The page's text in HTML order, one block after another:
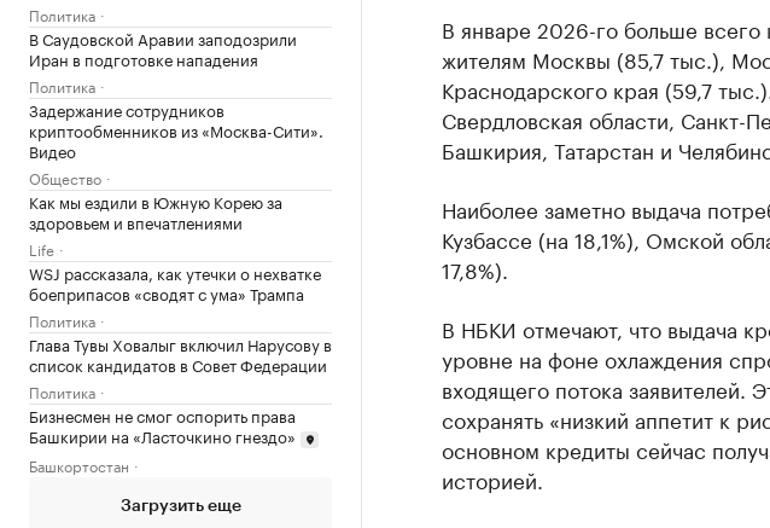
Политика
В Саудовской Аравии заподозрили
Иран в подготовке нападения
Политика
Задержание сотрудников
криптообменников из «Москва-Сити».
Видео
Общество
Как мы ездили в Южную Корею за
здоровьем и впечатлениями
Life
WSJ рассказала, как утечки о нехватке
боеприпасов «сводят с ума» Трампа
Политика
Глава Тувы Ховалыг включил Нарусову в
список кандидатов в Совет Федерации
Политика
Бизнесмен не смог оспорить права
Башкирии на «Ласточкино гнездо»
Башкортостан
Загрузить еще
В январе 2026-го больше
жителям Москвы (85,7 тыс.),
Краснодарского края (59,7
Свердловская области, Санкт-
Башкирия, Татарстан и
Наиболее заметно выдача
Кузбассе (на 18,1%), Омской
17,8%).
В НБКИ отмечают, что выдача
уровне на фоне охлаждения
входящего потока заявителей.
сохранять «низкий аппетит к
основном кредиты сейчас
историей.